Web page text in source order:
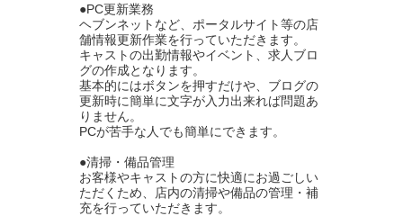
●PC更新業務
ヘブンネットなど、ポータルサイト等の店
舗情報更新作業を行っていただきます。
キャストの出勤情報やイベント、求人ブロ
グの作成となります。
基本的にはボタンを押すだけや、ブログの
更新時に簡単に文字が入力出来れば問題あ
りません。
PCが苦手な人でも簡単にできます。
●清掃・備品管理
お客様やキャストの方に快適にお過ごしい
ただくため、店内の清掃や備品の管理・補
充を行っていただきます。